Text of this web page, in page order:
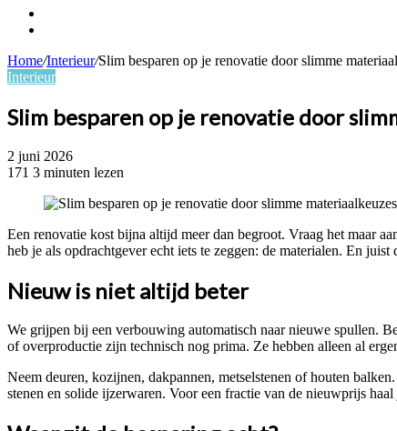
Home/Interieur/Slim besparen op je renovatie door slimme
Interieur
Slim besparen op je renovatie door
2 juni 2026
171 3 minuten lezen
Een renovatie kost bijna altijd meer dan begroot. Vraag het maar
heb je als opdrachtgever echt iets te zeggen: de materialen. En
Nieuw is niet altijd beter
We grijpen bij een verbouwing automatisch naar nieuwe spullen.
of overproductie zijn technisch nog prima. Ze hebben alleen al
Neem deuren, kozijnen, dakpannen, metselstenen of houten
stenen en solide ijzerwaren. Voor een fractie van de nieuwprijs